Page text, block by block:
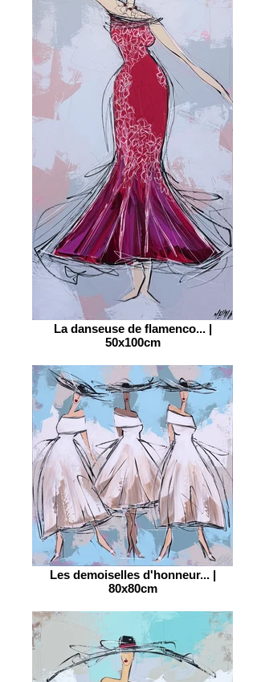
La danseuse de flamenco... |
50x100cm
Les demoiselles d'honneur... |
80x80cm